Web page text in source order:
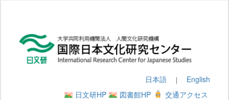
日本語 ｜ English
日文研HP
図書館HP
交通アクセス